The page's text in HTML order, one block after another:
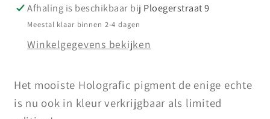
Diamonds
Champagne
Diamonds
Champagne
Afhaling is beschikbaar bij Ploegerstraat 9
Meestal klaar binnen 2-4 dagen
Winkelgegevens bekijken
Het mooiste Holografic pigment de enige echte
is nu ook in kleur verkrijgbaar als limited